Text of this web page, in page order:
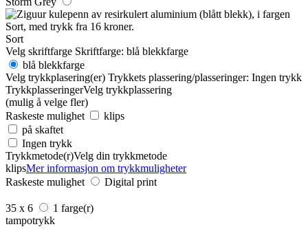
Sort
Velg skriftfarge Skriftfarge: blå blekkfarge
blå blekkfarge
Velg trykkplasering(er) Trykkets plassering/plasseringer: Ingen trykk
TrykkplasseringerVelg trykkplassering
(mulig å velge fler)
Raskeste mulighet
klips
på skaftet
Ingen trykk
Trykkmetode(r)Velg din trykkmetode
klipsMer informasjon om trykkmuligheter
Raskeste mulighet
Digital print
35 x 6
1 farge(r)
tampotrykk